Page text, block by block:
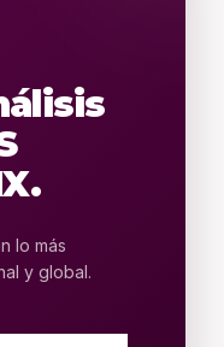
lo más
y global.